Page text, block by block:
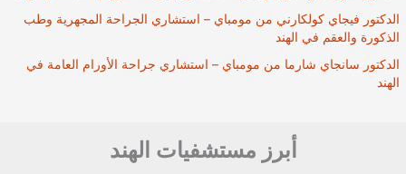
الدكتور فيجاي كولكارني من مومباي – استشاري الجراحة المجهرية وطب
الذكورة والعقم في الهند
الدكتور سانجاي شارما من مومباي – استشاري جراحة الأورام العامة في
الهند
أبرز مستشفيات الهند